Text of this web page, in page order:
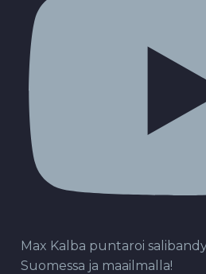
Max Kalba puntaroi
Suomessa ja maailmalla!